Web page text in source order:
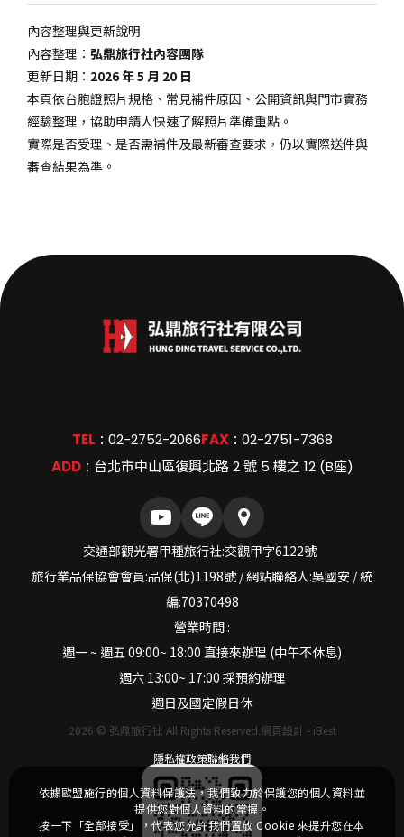
內容整理與更新說明
內容整理： 弘鼎旅行社內容團隊
更新日期： 2026 年 5 月 20 日
本頁依台胞證照片規格、常見補件原因、公開資訊與門市實務
經驗整理，協助申請人快速了解照片準備重點。
實際是否受理、是否需補件及最新審查要求，仍以實際送件與
審查結果為準。
TEL ： 02-2752-2066FAX ： 02-2751-7368
ADD： 台北市中山區復興北路 2 號 5 樓之 12 (B座)
交通部觀光署甲種旅行社:交觀甲字6122號
旅行業品保協會會員:品保(北)1198號 / 網站聯絡人:吳國安 / 統
編:70370498
營業時間 :
週一 ~ 週五 09:00~ 18:00 直接來辦理 (中午不休息)
週六 13:00~ 17:00 採預約辦理
週日及國定假日休
2026 © 弘鼎旅行社 All Rights Reserved.網頁設計 - iBest
隱私權政策聯絡我們
依據歐盟施行的個人資料保護法，我們致力於保護您的個人資料並
提供您對個人資料的掌握。
按一下「全部接受」，代表您允許我們置放 Cookie 來提升您在本